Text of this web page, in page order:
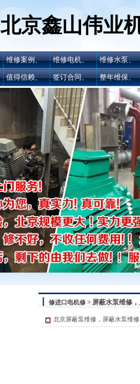
北京鑫山伟业
维修案例、
值得信赖、
维修电机、
签订合同、
维修水泵、
整年维保、
修进口电机修 > 屏蔽水泵维修
北京屏蔽泵维修，屏蔽水泵维